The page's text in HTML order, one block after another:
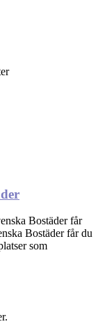
Bostäder får
Bostäder får du
som